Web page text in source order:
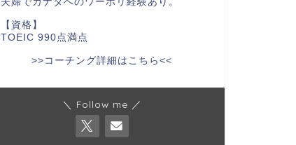
【資格】
TOEIC 990点満点
>>コーチング詳細はこちら<<
＼ Follow me ／